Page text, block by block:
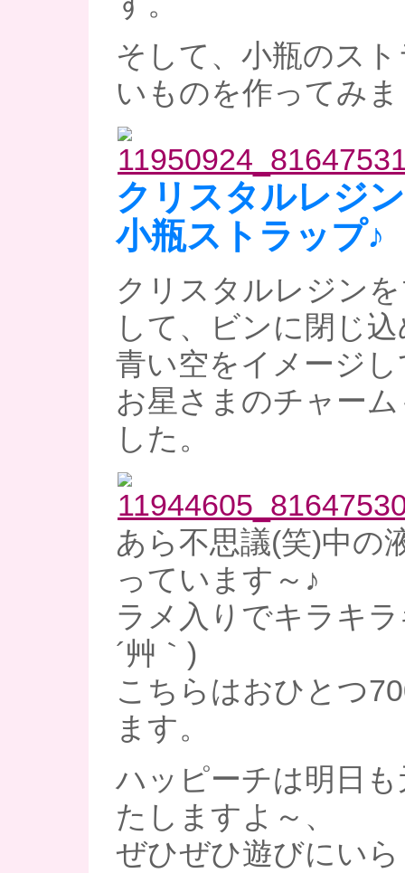
そして、小瓶のス
いものを作ってみ
クリスタルレジ
小瓶ストラップ♪
クリスタルレジン
して、ビンに閉じ
青い空をイメージ
お星さまのチャー
した。
あら不思議(笑)中の
っています～♪
ラメ入りでキラキ
´艸｀)
こちらはおひとつ
ます。
ハッピーチは明日
たしますよ～、
ぜひぜひ遊びにい